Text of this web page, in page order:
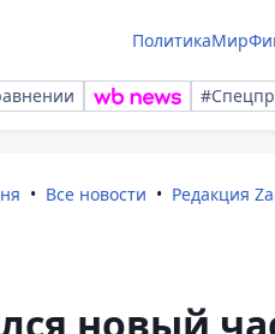
ПолитикаМир
Все новости Редакция